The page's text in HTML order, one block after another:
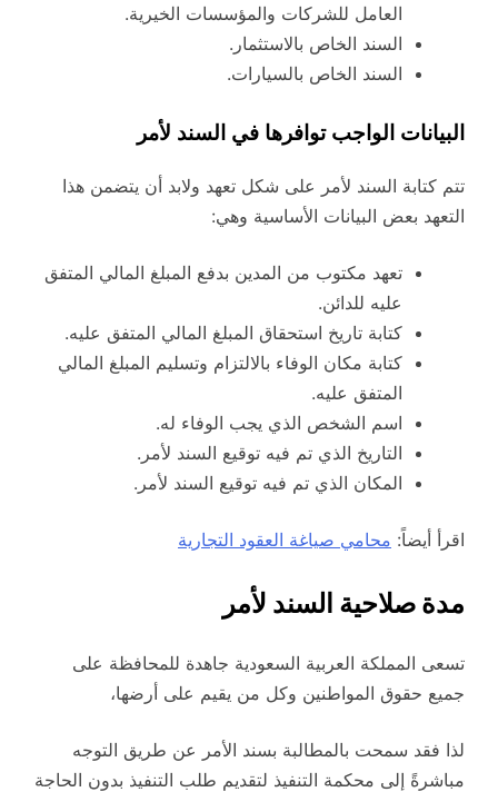
العامل للشركات والمؤسسات الخيرية.
السند الخاص بالاستثمار.
السند الخاص بالسيارات.
البيانات الواجب توافرها في السند لأمر
تتم كتابة السند لأمر على شكل تعهد ولابد أن يتضمن هذا
التعهد بعض البيانات الأساسية وهي:
تعهد مكتوب من المدين بدفع المبلغ المالي المتفق
عليه للدائن.
كتابة تاريخ استحقاق المبلغ المالي المتفق عليه.
كتابة مكان الوفاء بالالتزام وتسليم المبلغ المالي
المتفق عليه.
اسم الشخص الذي يجب الوفاء له.
التاريخ الذي تم فيه توقيع السند لأمر.
المكان الذي تم فيه توقيع السند لأمر.
اقرأ أيضاً: محامي صياغة العقود التجارية
مدة صلاحية السند لأمر
تسعى المملكة العربية السعودية جاهدة للمحافظة على
جميع حقوق المواطنين وكل من يقيم على أرضها،
لذا فقد سمحت بالمطالبة بسند الأمر عن طريق التوجه
مباشرةً إلى محكمة التنفيذ لتقديم طلب التنفيذ بدون الحاجة